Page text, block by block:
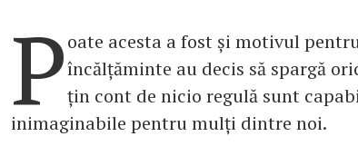
Poate acesta a fost și motivul
încălțăminte au decis să spargă
țin cont de nicio regulă sunt
inimaginabile pentru mulți dintre noi.